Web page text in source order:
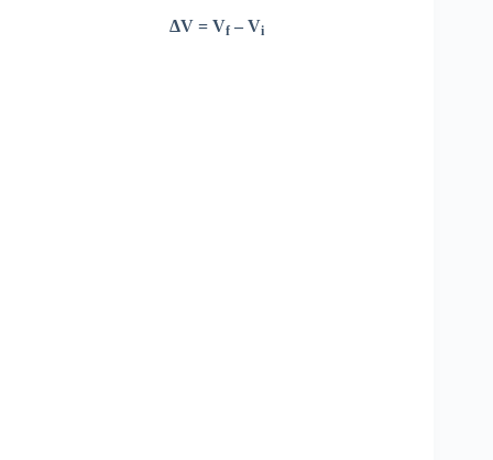
ΔV = Vf – Vi